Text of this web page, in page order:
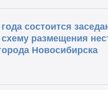
состоится
размещения
Новосибирска